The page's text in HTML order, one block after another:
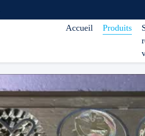
Accueil Produits